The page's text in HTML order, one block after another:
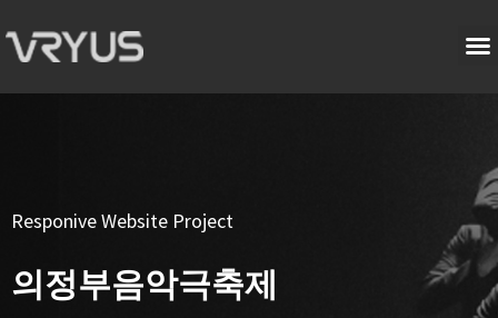
Responive Website Project
의정부음악극축제